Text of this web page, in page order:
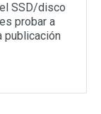
SSD/disco
probar a
publicación